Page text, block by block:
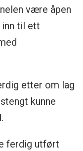
være åpen
inn til ett
etter om lag
kunne
ferdig utført